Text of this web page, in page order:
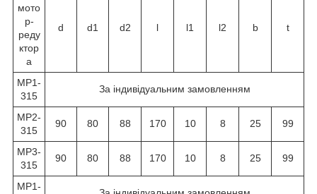
мото
р-
реду
ктор
а
d d1 d2 l l1 l2 b t
МР1-
315
За індивідуальним замовленням
МР2-
315
90 80 88 170 10 8 25 99
МР3-
315
90 80 88 170 10 8 25 99
МР1-